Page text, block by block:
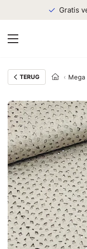
Gratis
TERUG Mega